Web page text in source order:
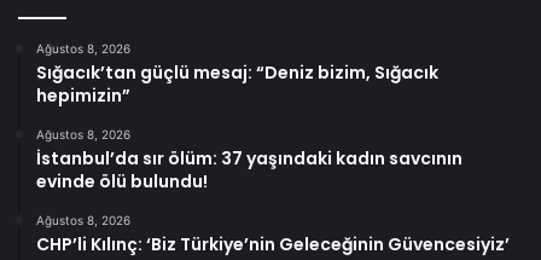
Ağustos 8, 2026
Sığacık’tan güçlü mesaj: “Deniz bizim, Sığacık
hepimizin”
Ağustos 8, 2026
İstanbul’da sır ölüm: 37 yaşındaki kadın savcının
evinde ölü bulundu!
Ağustos 8, 2026
CHP’li Kılınç: ‘Biz Türkiye’nin Geleceğinin Güvencesiyiz’